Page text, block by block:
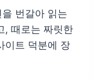
번갈아 읽는
, 때로는 짜릿한
이트 덕분에 장